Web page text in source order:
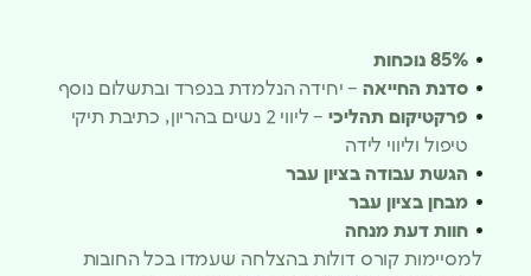
85% נוכחות
סדנת החייאה– יחידה הנלמדת בנפרד ובתשלום נוסף
פרקטיקום תהליכי
– ליווי 2 נשים בהריון, כתיבת תיקי
טיפול וליווי לידה
הגשת עבודה בציון עבר
מבחן בציון עבר
חוות דעת מנחה
למסיימות קורס דולות בהצלחה שעמדו בכל החובות